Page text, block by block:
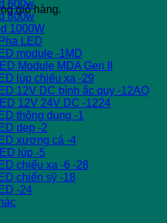
giỏ hàng.
600w
800w
1000W
LED
module -1MD
Module MDA Gen II
lúp chiếu xa -29
12V DC bình ắc quy -12AQ
12V 24V DC -1224
thông dụng -1
dẹp -2
xương cá -4
lúp -5
chiếu xa -6 -28
chiến sỹ -18
-24